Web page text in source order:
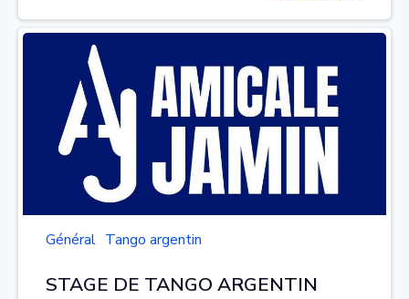
Général Tango argentin
STAGE DE TANGO ARGENTIN